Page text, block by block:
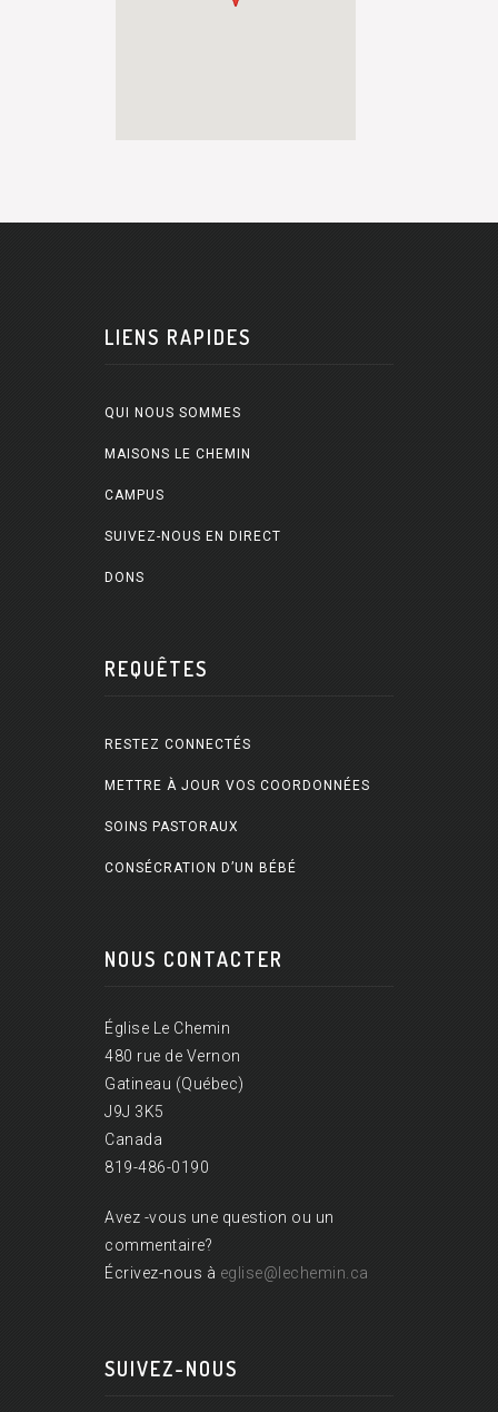
LIENS RAPIDES
QUI NOUS SOMMES
MAISONS LE CHEMIN
CAMPUS
SUIVEZ-NOUS EN DIRECT
DONS
REQUÊTES
RESTEZ CONNECTÉS
METTRE À JOUR VOS COORDONNÉES
SOINS PASTORAUX
CONSÉCRATION D’UN BÉBÉ
NOUS CONTACTER
Église Le Chemin
480 rue de Vernon
Gatineau (Québec)
J9J 3K5
Canada
819-486-0190
Avez -vous une question ou un
commentaire?
Écrivez-nous à eglise@lechemin.ca
SUIVEZ-NOUS